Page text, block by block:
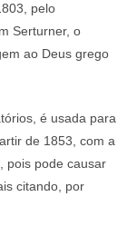
pelo
Serturner, o
ao Deus grego
é usada para
de 1853, com a
pois pode causar
citando, por